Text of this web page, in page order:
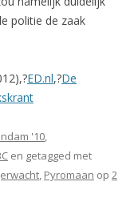
politie de zaak
ED.nl,?De
'10,
en getagged met
, Pyromaan op 2